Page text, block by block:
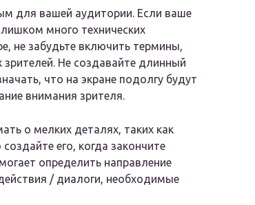
для вашей аудитории. Если ваше
много технических
не забудьте включить термины,
Не создавайте длинный
что на экране подолгу будут
внимания зрителя.
о мелких деталях, таких как
его, когда закончите
определить направление
/ диалоги, необходимые